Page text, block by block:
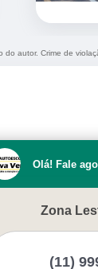
autor. Crime de
Olá! Fale
Zona